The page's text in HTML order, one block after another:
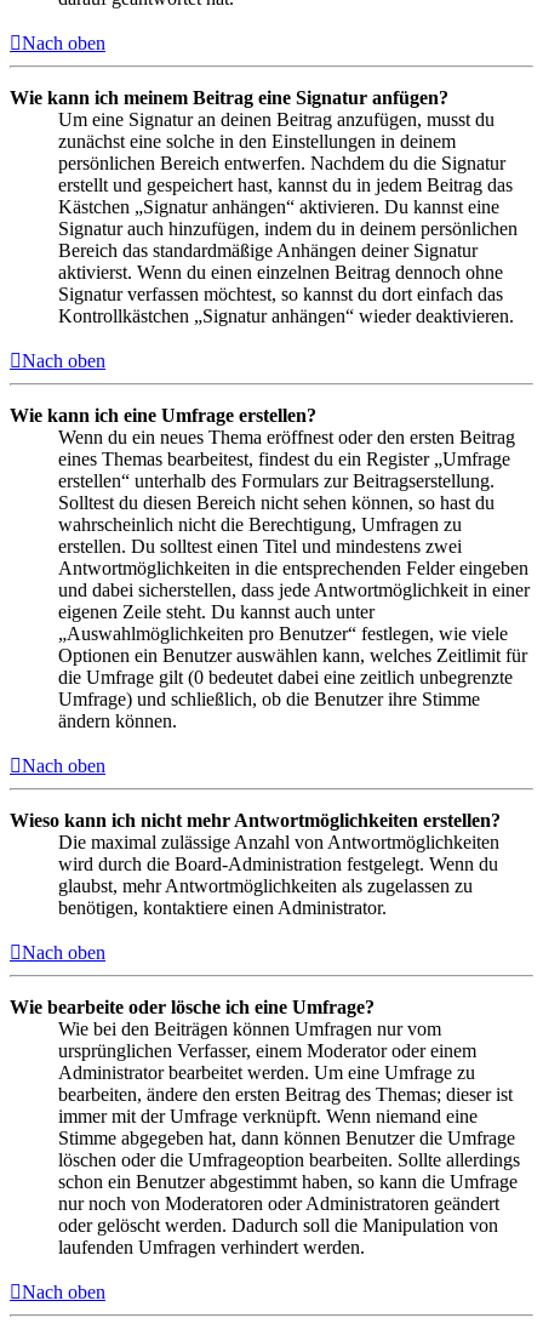
Nach oben
Wie kann ich meinem Beitrag eine Signatur anfügen?
Um eine Signatur an deinen Beitrag anzufügen, musst du
zunächst eine solche in den Einstellungen in deinem
persönlichen Bereich entwerfen. Nachdem du die Signatur
erstellt und gespeichert hast, kannst du in jedem Beitrag das
Kästchen „Signatur anhängen“ aktivieren. Du kannst eine
Signatur auch hinzufügen, indem du in deinem persönlichen
Bereich das standardmäßige Anhängen deiner Signatur
aktivierst. Wenn du einen einzelnen Beitrag dennoch ohne
Signatur verfassen möchtest, so kannst du dort einfach das
Kontrollkästchen „Signatur anhängen“ wieder deaktivieren.
Nach oben
Wie kann ich eine Umfrage erstellen?
Wenn du ein neues Thema eröffnest oder den ersten Beitrag
eines Themas bearbeitest, findest du ein Register „Umfrage
erstellen“ unterhalb des Formulars zur Beitragserstellung.
Solltest du diesen Bereich nicht sehen können, so hast du
wahrscheinlich nicht die Berechtigung, Umfragen zu
erstellen. Du solltest einen Titel und mindestens zwei
Antwortmöglichkeiten in die entsprechenden Felder eingeben
und dabei sicherstellen, dass jede Antwortmöglichkeit in einer
eigenen Zeile steht. Du kannst auch unter
„Auswahlmöglichkeiten pro Benutzer“ festlegen, wie viele
Optionen ein Benutzer auswählen kann, welches Zeitlimit für
die Umfrage gilt (0 bedeutet dabei eine zeitlich unbegrenzte
Umfrage) und schließlich, ob die Benutzer ihre Stimme
ändern können.
Nach oben
Wieso kann ich nicht mehr Antwortmöglichkeiten erstellen?
Die maximal zulässige Anzahl von Antwortmöglichkeiten
wird durch die Board-Administration festgelegt. Wenn du
glaubst, mehr Antwortmöglichkeiten als zugelassen zu
benötigen, kontaktiere einen Administrator.
Nach oben
Wie bearbeite oder lösche ich eine Umfrage?
Wie bei den Beiträgen können Umfragen nur vom
ursprünglichen Verfasser, einem Moderator oder einem
Administrator bearbeitet werden. Um eine Umfrage zu
bearbeiten, ändere den ersten Beitrag des Themas; dieser ist
immer mit der Umfrage verknüpft. Wenn niemand eine
Stimme abgegeben hat, dann können Benutzer die Umfrage
löschen oder die Umfrageoption bearbeiten. Sollte allerdings
schon ein Benutzer abgestimmt haben, so kann die Umfrage
nur noch von Moderatoren oder Administratoren geändert
oder gelöscht werden. Dadurch soll die Manipulation von
laufenden Umfragen verhindert werden.
Nach oben